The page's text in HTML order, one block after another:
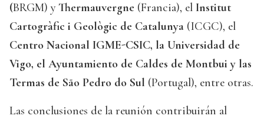
(BRGM) yThermauvergne (Francia), el Institut
Cartogràfic i Geològic de Catalunya (ICGC), el
Centro Nacional IGME-CSIC, la Universidad de
Vigo, el Ayuntamiento de Caldes de Montbui y las
Termas de São Pedro do Sul (Portugal), entre otras.
Las conclusiones de la reunión contribuirán al